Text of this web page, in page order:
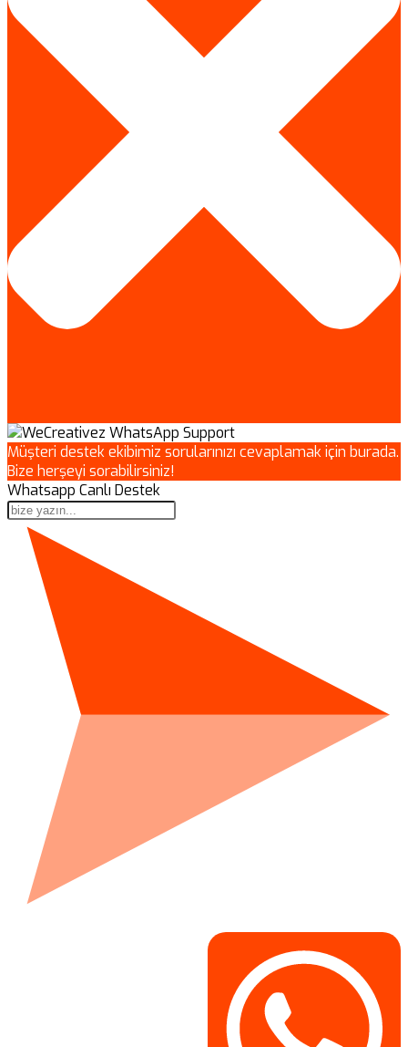
Müşteri destek ekibimiz sorularınızı cevaplamak için burada.
Bize herşeyi sorabilirsiniz!
Whatsapp Canlı Destek